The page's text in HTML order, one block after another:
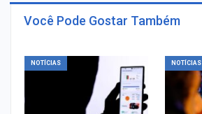
Você Pode Gostar Também
NOTÍCIAS NOTÍCIAS